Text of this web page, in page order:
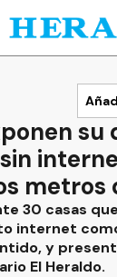
su
metros
30 casas
internet
y
El Heraldo.